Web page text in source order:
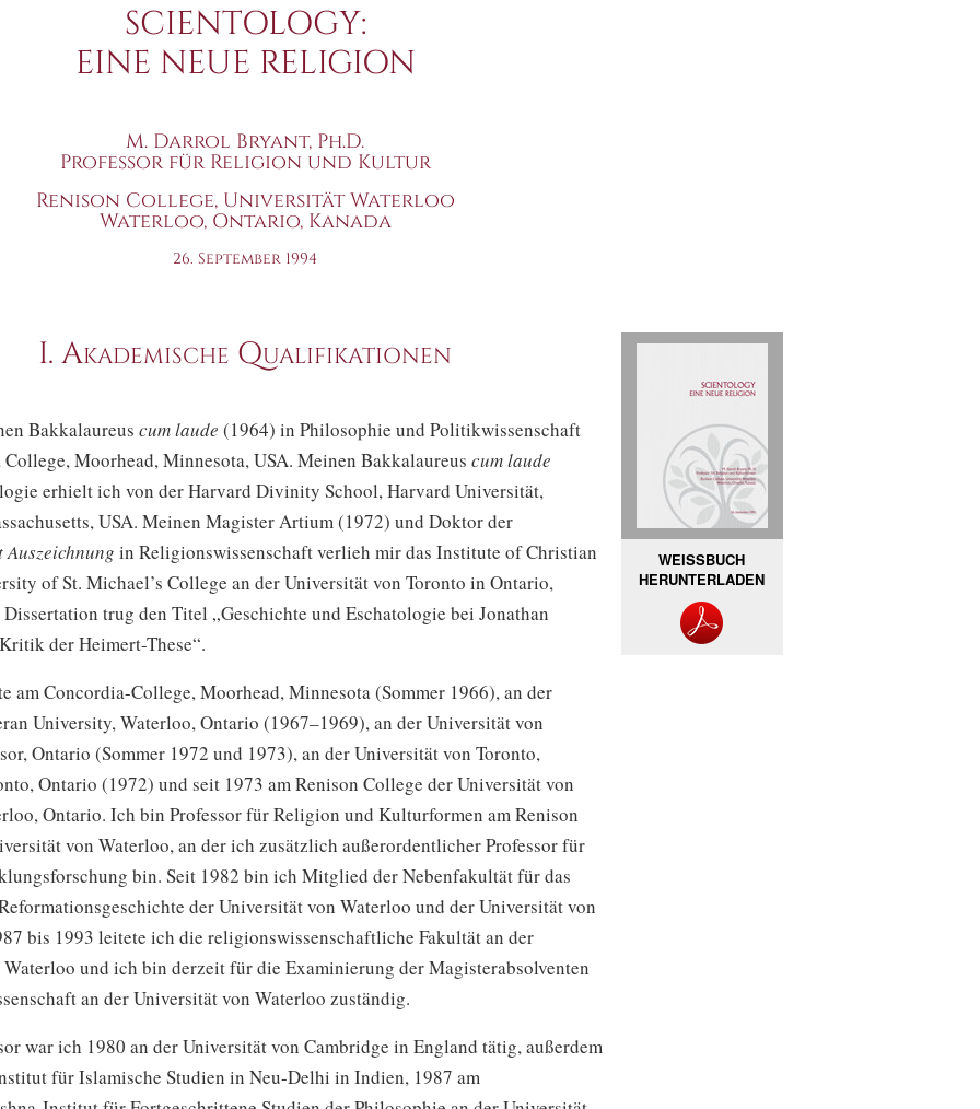
SCIENTOLOGY:
EINE NEUE RELIGION
M. Darrol Bryant, Ph.D.
Professor für Religion und Kultur
Renison College, Universität Waterloo
Waterloo, Ontario, Kanada
26. September 1994
I. Akademische Qualifikationen
Bakkalaureus cum laude (1964) in Philosophie und Politikwissenschaft
Moorhead, Minnesota, USA. Meinen Bakkalaureus cum laude
erhielt ich von der Harvard Divinity School, Harvard Universität,
USA. Meinen Magister Artium (1972) und Doktor der
Auszeichnung in Religionswissenschaft verlieh mir das Institute of Christian
of St. Michael’s College an der Universität von Toronto in Ontario,
trug den Titel „Geschichte und Eschatologie bei Jonathan
der Heimert-These“.
am Concordia-College, Moorhead, Minnesota (Sommer 1966), an der
University, Waterloo, Ontario (1967–1969), an der Universität von
Ontario (Sommer 1972 und 1973), an der Universität von Toronto,
Ontario (1972) und seit 1973 am Renison College der Universität von
Ontario. Ich bin Professor für Religion und Kulturformen am Renison
von Waterloo, an der ich zusätzlich außerordentlicher Professor für
bin. Seit 1982 bin ich Mitglied der Nebenfakultät für das
der Universität von Waterloo und der Universität von
bis 1993 leitete ich die religionswissenschaftliche Fakultät an der
und ich bin derzeit für die Examinierung der Magisterabsolventen
an der Universität von Waterloo zuständig.
war ich 1980 an der Universität von Cambridge in England tätig, außerdem
für Islamische Studien in Neu-Delhi in Indien, 1987 am
WEISSBUCH
HERUNTERLADEN